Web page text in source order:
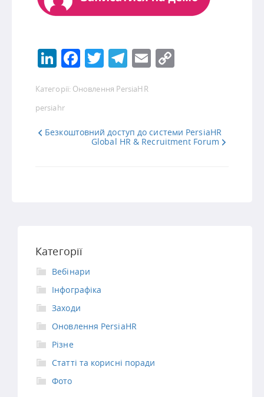
LinkedIn
Facebook
Twitter
Telegram
Email
Категорії: Оновлення PersiaHR
persiahr
Безкоштовний доступ до системи PersiaHR
Global HR & Recruitment Forum
Категорії
Вебінари
Інфографіка
Заходи
Оновлення PersiaHR
Різне
Статті та корисні поради
Фото